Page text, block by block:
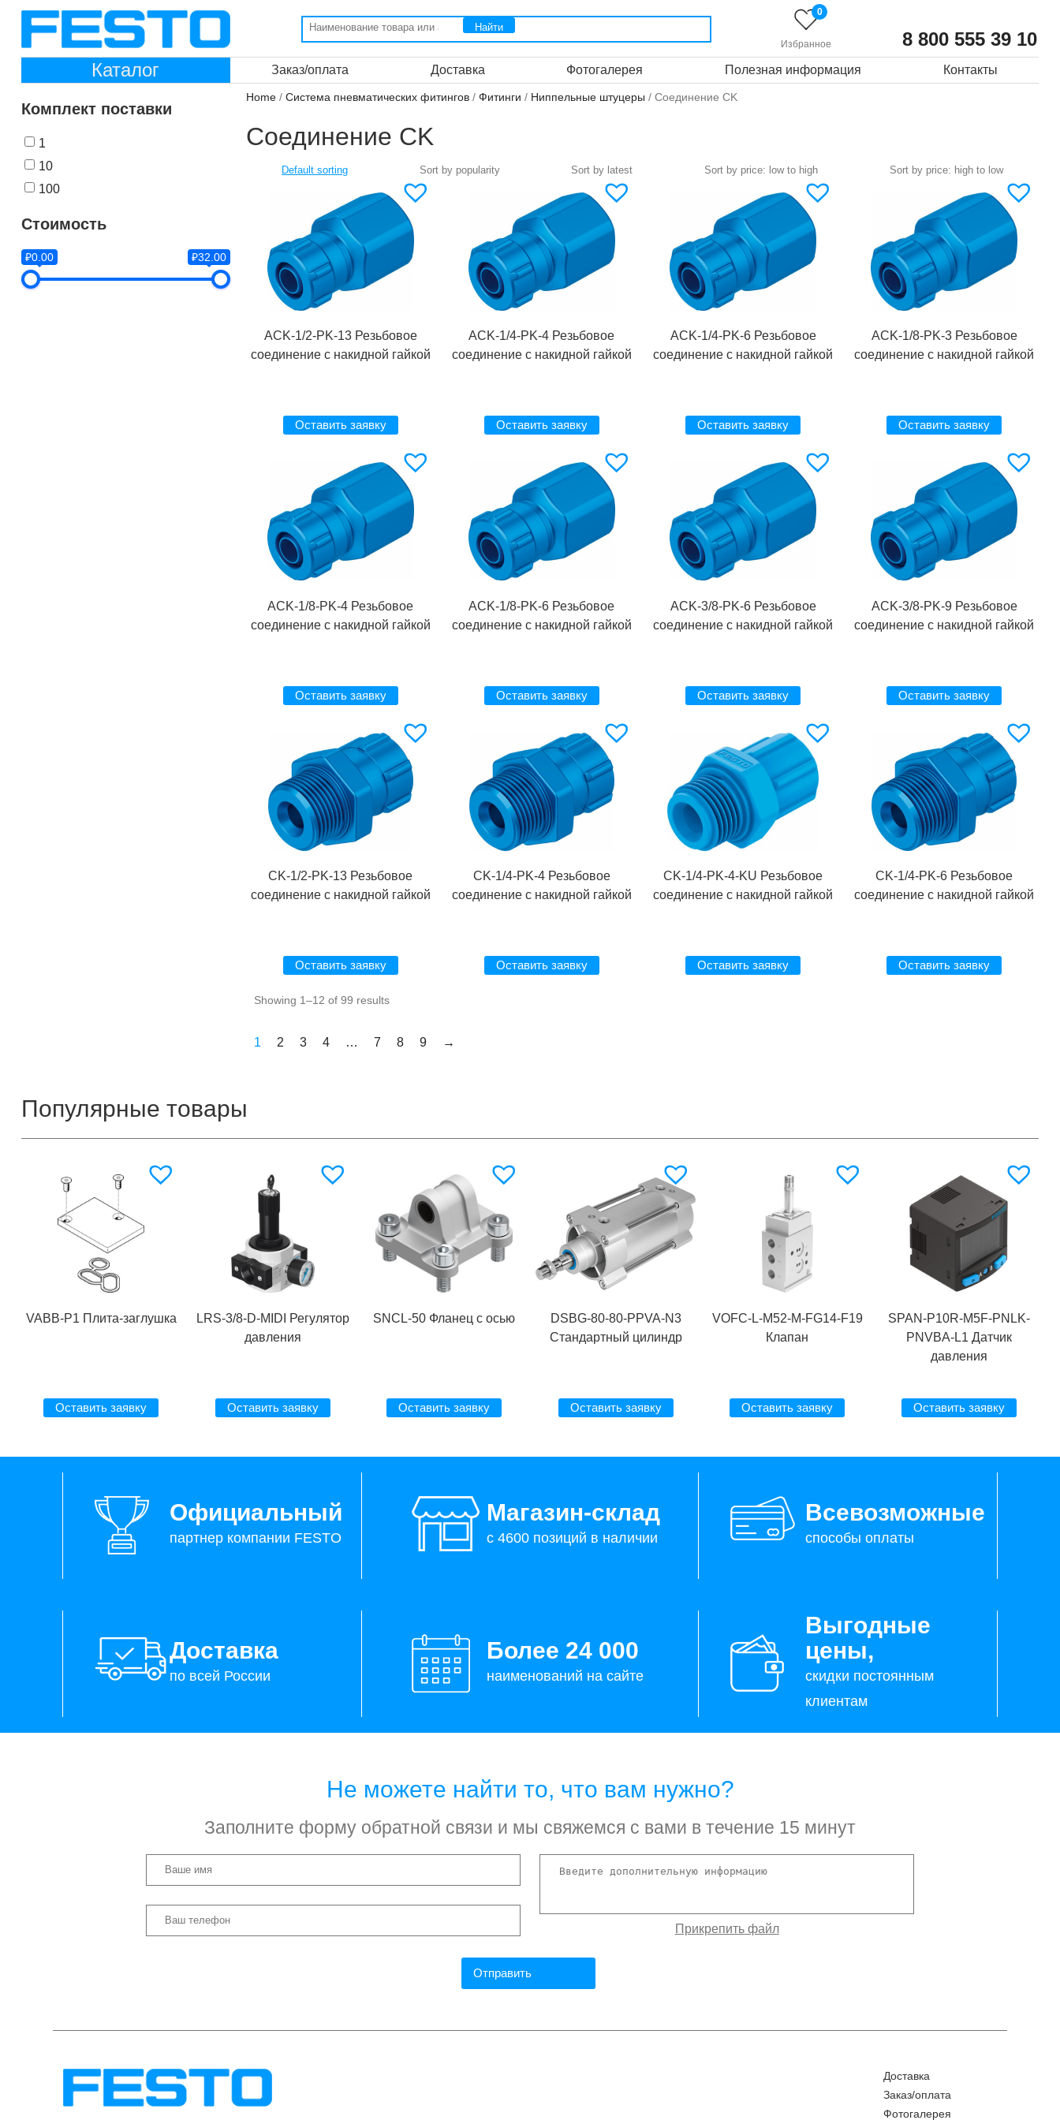
Избранное
0
8 800 555 39 10
Каталог
Заказ/оплата Доставка Фотогалерея Полезная информация Контакты
Комплект поставки
1
10
100
Стоимость
₽0.00 ₽32.00
Home/ Система пневматических фитингов/ Фитинги / Ниппельные штуцеры / Соединение CK
Соединение CK
ACK-1/2-PK-13 Резьбовое
соединение с накидной гайкой
Оставить заявку
ACK-1/4-PK-4 Резьбовое
соединение с накидной гайкой
Оставить заявку
ACK-1/4-PK-6 Резьбовое
соединение с накидной гайкой
Оставить заявку
ACK-1/8-PK-3 Резьбовое
соединение с накидной гайкой
Оставить заявку
ACK-1/8-PK-4 Резьбовое
соединение с накидной гайкой
Оставить заявку
ACK-1/8-PK-6 Резьбовое
соединение с накидной гайкой
Оставить заявку
ACK-3/8-PK-6 Резьбовое
соединение с накидной гайкой
Оставить заявку
ACK-3/8-PK-9 Резьбовое
соединение с накидной гайкой
Оставить заявку
CK-1/2-PK-13 Резьбовое
соединение с накидной гайкой
Оставить заявку
CK-1/4-PK-4 Резьбовое
соединение с накидной гайкой
Оставить заявку
CK-1/4-PK-4-KU Резьбовое
соединение с накидной гайкой
Оставить заявку
CK-1/4-PK-6 Резьбовое
соединение с накидной гайкой
Оставить заявку
Showing 1–12 of 99 results
1 2 3 4 … 7 8 9 →
Популярные товары
VABB-P1 Плита-заглушка
Оставить заявку
LRS-3/8-D-MIDI Регулятор
давления
Оставить заявку
SNCL-50 Фланец с осью
Оставить заявку
DSBG-80-80-PPVA-N3
Стандартный цилиндр
Оставить заявку
VOFC-L-M52-M-FG14-F19
Клапан
Оставить заявку
SPAN-P10R-M5F-PNLK-
PNVBA-L1 Датчик
давления
Оставить заявку
Официальный
партнер компании FESTO
Магазин-склад
с 4600 позиций в наличии
Всевозможные
способы оплаты
Доставка
по всей России
Более 24 000
наименований на сайте
Выгодные
цены,
скидки постоянным
клиентам
Не можете найти то, что вам нужно?
Заполните форму обратной связи и мы свяжемся с вами в течение 15 минут
Доставка
Заказ/оплата
Фотогалерея